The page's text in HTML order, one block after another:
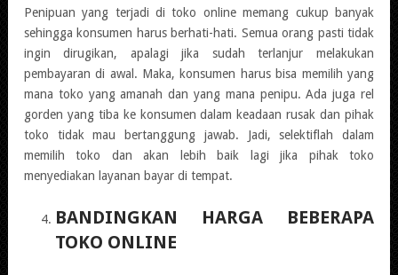
Penipuan yang terjadi di toko online memang cukup banyak
sehingga konsumen harus berhati-hati. Semua orang pasti tidak
ingin dirugikan, apalagi jika sudah terlanjur melakukan
pembayaran di awal. Maka, konsumen harus bisa memilih yang
mana toko yang amanah dan yang mana penipu. Ada juga rel
gorden yang tiba ke konsumen dalam keadaan rusak dan pihak
toko tidak mau bertanggung jawab. Jadi, selektiflah dalam
memilih toko dan akan lebih baik lagi jika pihak toko
menyediakan layanan bayar di tempat.
BANDINGKAN HARGA BEBERAPA
TOKO ONLINE